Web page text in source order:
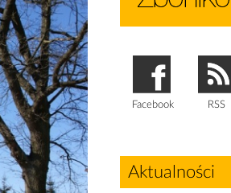
Facebook RSS
Aktualności